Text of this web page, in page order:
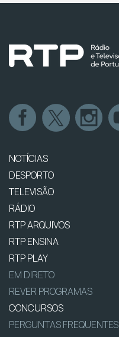
NOTÍCIAS
DESPORTO
TELEVISÃO
RÁDIO
RTP ARQUIVOS
RTP ENSINA
RTP PLAY
EM DIRETO
REVER PROGRAMAS
CONCURSOS
PERGUNTAS FREQUENTES